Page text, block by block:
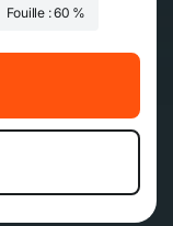
Fouille : 60 %